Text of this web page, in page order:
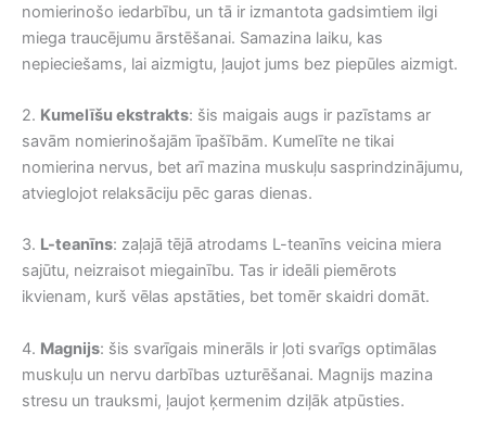
nomierinošo iedarbību, un tā ir izmantota gadsimtiem ilgi
miega traucējumu ārstēšanai. Samazina laiku, kas
nepieciešams, lai aizmigtu, ļaujot jums bez piepūles aizmigt.
2. Kumelīšu ekstrakts: šis maigais augs ir pazīstams ar
savām nomierinošajām īpašībām. Kumelīte ne tikai
nomierina nervus, bet arī mazina muskuļu sasprindzinājumu,
atvieglojot relaksāciju pēc garas dienas.
3. L-teanīns: zaļajā tējā atrodams L-teanīns veicina miera
sajūtu, neizraisot miegainību. Tas ir ideāli piemērots
ikvienam, kurš vēlas apstāties, bet tomēr skaidri domāt.
4. Magnijs: šis svarīgais minerāls ir ļoti svarīgs optimālas
muskuļu un nervu darbības uzturēšanai. Magnijs mazina
stresu un trauksmi, ļaujot ķermenim dziļāk atpūsties.